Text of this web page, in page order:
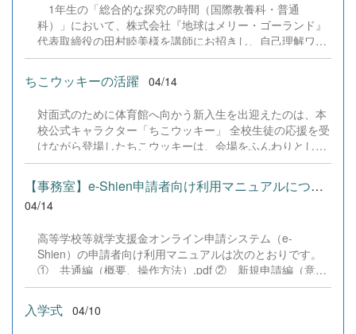
1年生の「総合的な探究の時間（国際教養科・普通
科）」において、株式会社『地球はメリー・ゴーランド』
代表取締役の田村睦美様を講師にお招きし、自己理解ワー
クショップを開催しました。 本行事は、1年生の「学年
開き」の一環として企画されたものです。入学後間もない
この時期に、ワークショップを通じて生徒同士の相互理解
います。 当日は、「自己理解に関わるカード」を用いた
グループワークを実施しました。生徒たちは、手元の13枚
のカードを4色のカテゴリーに分類する作業を通して、客
観的に自分自身を分析。また、それぞれの分析結果をグル
ープ内で共有することで、自分と他者の価値観の違いを肌
で感じ、理解を深めていました。 自分の内面を見つめ直
となりました。
ちこウッキーの活躍 04/14
対面式のために体育館へ向かう新入生を出迎えたのは、本
校公式キャラクター「ちこウッキー」 全校生徒の応援を受
けながら登場したちこウッキーは、会場をふんわりとした
雰囲気に包んでくれました。 くす玉が割れると、どこか誇
らしげでちょっと満足そうな様子も。 そして式の最後に
は、新入生の退場をそっと見送り。 これからの学校生活を
応援しているような、優しい時間となりました。 &nbsp;
【事務室】e-Shien申請者向け利用マニュアルについて
04/14
高等学校等就学支援金オンライン申請システム（e-
Shien）の申請者向け利用マニュアルは次のとおりです。
① 共通編（概要、操作方法）.pdf ② 新規申請編（意向
登録、受給資格認定申請）.pdf ③ 変更手続編（在校生受
給資格確認）.pdf
入学式 04/10